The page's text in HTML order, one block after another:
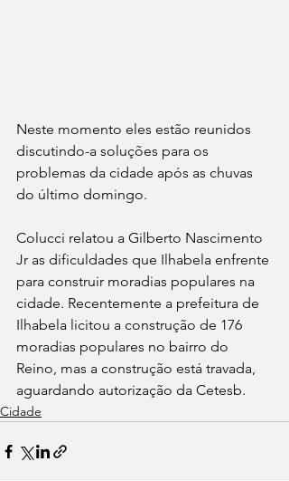
Neste momento eles estão reunidos
discutindo-a soluções para os
problemas da cidade após as chuvas
do último domingo.
Colucci relatou a Gilberto Nascimento
Jr as dificuldades que Ilhabela enfrente
para construir moradias populares na
cidade. Recentemente a prefeitura de
Ilhabela licitou a construção de 176
moradias populares no bairro do
Reino, mas a construção está travada,
aguardando autorização da Cetesb.
Cidade